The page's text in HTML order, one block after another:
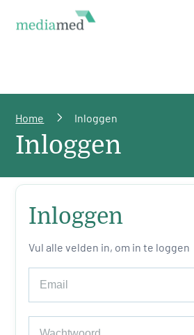
Home Inloggen
Inloggen
Inloggen
Vul alle velden in, om in te loggen